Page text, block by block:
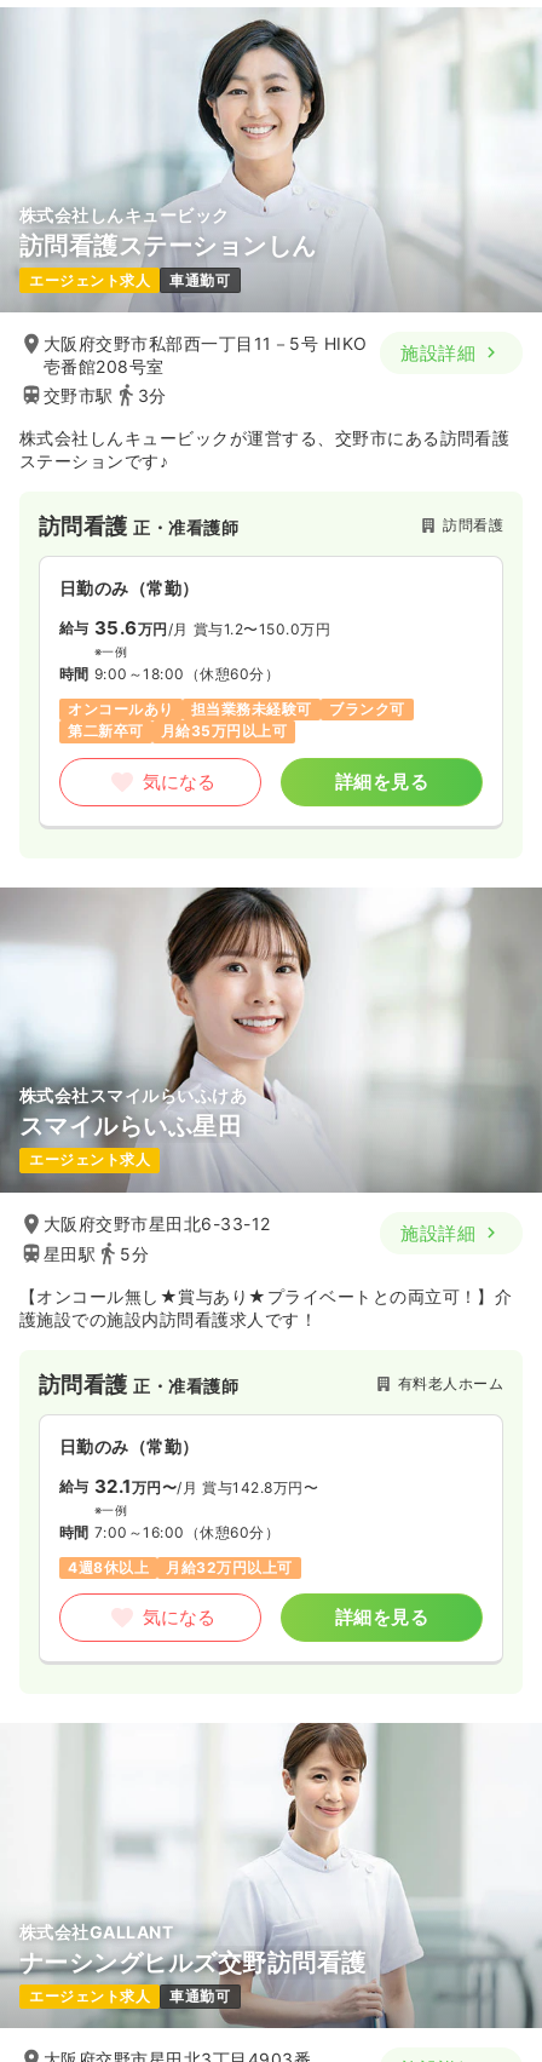
株式会社しんキュービック
訪問看護ステーションしん
エージェント求人 車通勤可
大阪府交野市私部西一丁目11－5号 HIKO
壱番館208号室
交野市駅
3分
施設詳細
株式会社しんキュービックが運営する、交野市にある訪問看護
ステーションです♪
訪問看護正・准看護師 訪問看護
日勤のみ（常勤）
給与 35.6万円 /月 賞与1.2〜150.0万円
※一例
時間 9:00～18:00 （休憩60分）
オンコールあり
担当業務未経験可
ブランク可
第二新卒可
月給35万円以上可
気になる 詳細を見る
株式会社スマイルらいふけあ
スマイルらいふ星田
エージェント求人
大阪府交野市星田北6-33-12
星田駅
5分
施設詳細
【オンコール無し★賞与あり★プライベートとの両立可！】介
護施設での施設内訪問看護求人です！
訪問看護正・准看護師 有料老人ホーム
日勤のみ（常勤）
給与 32.1万円〜/月 賞与142.8万円〜
※一例
時間 7:00～16:00 （休憩60分）
4週8休以上
月給32万円以上可
気になる 詳細を見る
株式会社GALLANT
ナーシングヒルズ交野訪問看護
エージェント求人 車通勤可